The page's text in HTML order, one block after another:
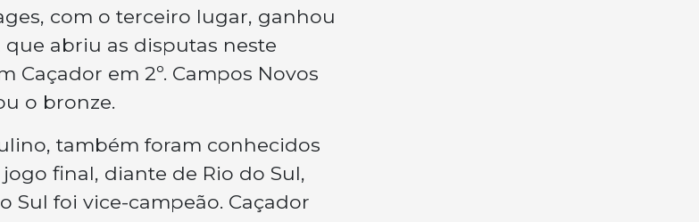
com o terceiro lugar, ganhou
abriu as disputas neste
Caçador em 2º. Campos Novos
o bronze.
também foram conhecidos
final, diante de Rio do Sul,
Sul foi vice-campeão. Caçador